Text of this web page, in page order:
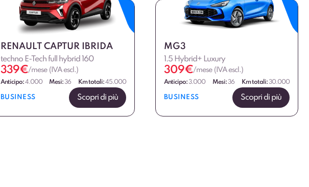
RENAULT CAPTUR IBRIDA
techno E-Tech full hybrid 160
339€/mese (IVA escl.)
Anticipo:4.000 Mesi:36 Km totali:45.000
BUSINESS Scopri di più
MG3
1.5 Hybrid+ Luxury
309€/mese (IVA escl.)
Anticipo:3.000 Mesi:36 Km totali:30.000
BUSINESS Scopri di più